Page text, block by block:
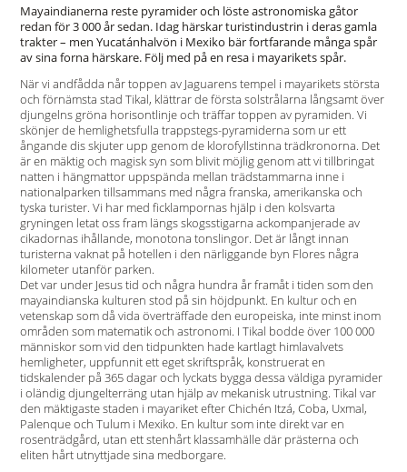
Mayaindianerna reste pyramider och löste astronomiska gåtor
redan för 3 000 år sedan. Idag härskar turistindustrin i deras gamla
trakter – men Yucatánhalvön i Mexiko bär fortfarande många spår
av sina forna härskare. Följ med på en resa i mayarikets spår.
När vi andfådda når toppen av Jaguarens tempel i mayarikets största
och förnämsta stad ­Tikal, klättrar de första solstrålarna långsamt över
djungelns gröna horisontlinje och träffar toppen av pyramiden. Vi
skönjer de hemlighetsfulla trappstegs-pyramiderna som ur ett
ångande dis skjuter upp genom de klorofyllstinna trädkronorna. Det
är en mäktig och magisk syn som blivit möjlig genom att vi tillbringat
natten i hängmattor uppspända mellan trädstammarna inne i
nationalparken tillsammans med några franska, amerikanska och
tyska turister. Vi har med ficklampornas hjälp i den kolsvarta
gryningen letat oss fram längs skogsstigarna ackompanjerade av
cikadornas ihållande, monotona tonslingor. Det är långt innan
turisterna vaknat på hotellen i den närliggande byn Flores några
kilometer utanför parken.
Det var under Jesus tid och några hundra år framåt i tiden som den
mayaindianska kulturen stod på sin höjdpunkt. En kultur och en
vetenskap som då vida överträffade den europeiska, inte minst inom
områden som matematik och astronomi. I Tikal bodde över 100 000
människor som vid den tidpunkten hade kartlagt himlavalvets
hemligheter, uppfunnit ett eget skriftspråk, konstruerat en
tidskalender på 365 dagar och lyckats bygga dessa väldiga pyramider
i oländig djungelterräng utan hjälp av mekanisk utrustning. Tikal var
den mäktigaste staden i mayariket efter Chichén Itzá, Coba, Uxmal,
Palenque och Tulum i Mexiko. En kultur som inte direkt var en
rosenträdgård, utan ett stenhårt klassamhälle där prästerna och
eliten hårt utnyttjade sina medborgare.